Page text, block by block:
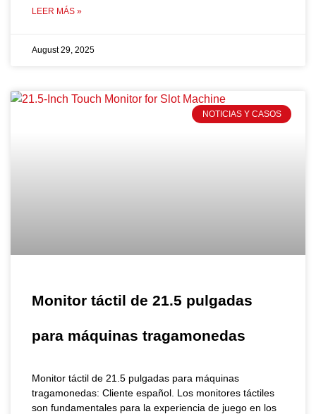
LEER MÁS »
August 29, 2025
NOTICIAS Y CASOS
Monitor táctil de 21.5 pulgadas
para máquinas tragamonedas
Monitor táctil de 21.5 pulgadas para máquinas
tragamonedas: Cliente español. Los monitores táctiles
son fundamentales para la experiencia de juego en los